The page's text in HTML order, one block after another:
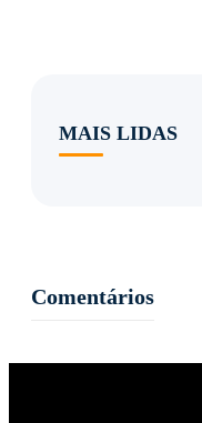
MAIS LIDAS
Comentários